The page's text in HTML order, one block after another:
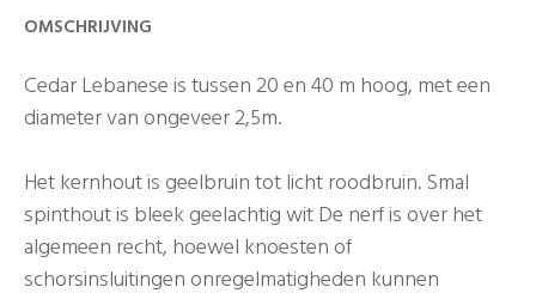
OMSCHRIJVING
Cedar Lebanese is tussen 20 en 40 m hoog, met een
diameter van ongeveer 2,5m.
Het kernhout is geelbruin tot licht roodbruin. Smal
spinthout is bleek geelachtig wit De nerf is over het
algemeen recht, hoewel knoesten of
schorsinsluitingen onregelmatigheden kunnen